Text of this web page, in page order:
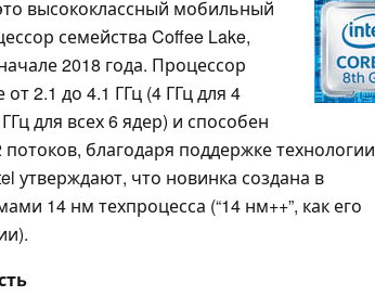
высококлассный мобильный
семейства Coffee Lake,
2018 года. Процессор
2.1 до 4.1 ГГц (4 ГГц для 4
для всех 6 ядер) и способен
благодаря поддержке технологии
утверждают, что новинка создана в
14 нм техпроцесса (“14 нм++”, как его